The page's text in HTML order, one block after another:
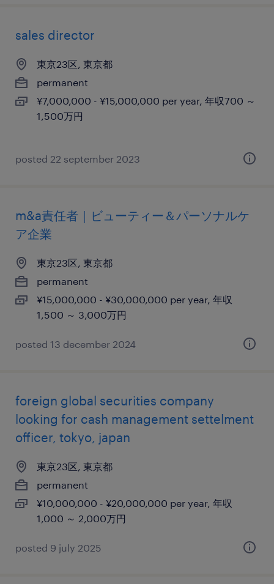
sales director
東京23区, 東京都
permanent
¥7,000,000 - ¥15,000,000 per year, 年収700 ～
1,500万円
posted 22 september 2023
m&a責任者｜ビューティー＆パーソナルケ
ア企業
東京23区, 東京都
permanent
¥15,000,000 - ¥30,000,000 per year, 年収
1,500 ～ 3,000万円
posted 13 december 2024
foreign global securities company
looking for cash management settelment
officer, tokyo, japan
東京23区, 東京都
permanent
¥10,000,000 - ¥20,000,000 per year, 年収
1,000 ～ 2,000万円
posted 9 july 2025